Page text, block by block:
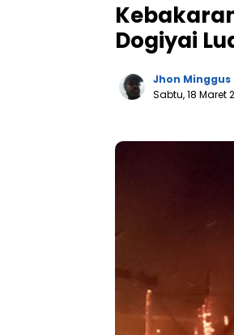
Dogiyai
Jhon Minggus
Sabtu, 18 Maret